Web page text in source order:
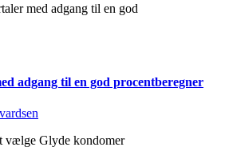
adgang til en god procentberegner